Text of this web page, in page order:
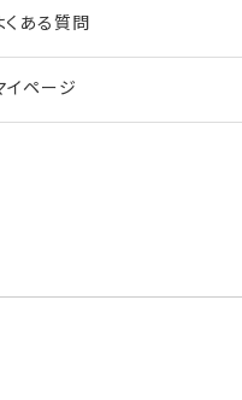
くある質問
イページ